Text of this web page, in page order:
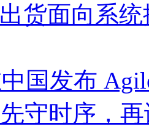
货面向系
国发布
守时序，